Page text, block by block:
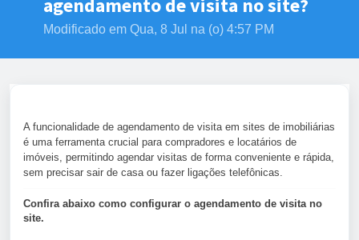
agendamento de visita no site?
Modificado em Qua, 8 Jul na (o) 4:57 PM
A funcionalidade de agendamento de visita em sites de imobiliárias
é uma ferramenta crucial para compradores e locatários de
imóveis, permitindo agendar visitas de forma conveniente e rápida,
sem precisar sair de casa ou fazer ligações telefônicas.
Confira abaixo como configurar o agendamento de visita no
site.